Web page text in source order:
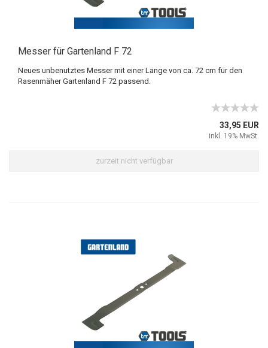
Messer für Gartenland F 72
Neues unbenutztes Messer mit einer Länge von ca. 72 cm für den
Rasenmäher Gartenland F 72 passend.
33,95 EUR
inkl. 19% MwSt.
zurzeit nicht verfügbar